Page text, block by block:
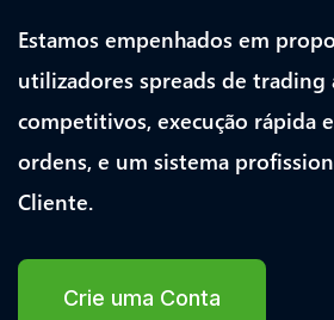
Estamos empenhados em
utilizadores spreads de trading
competitivos, execução rápida
ordens, e um sistema
Cliente.
Crie uma Conta